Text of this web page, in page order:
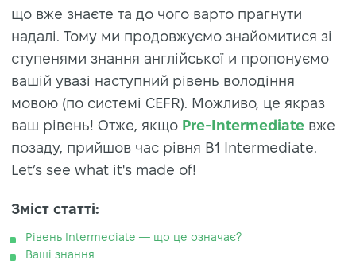
що вже знаєте та до чого варто прагнути
надалі. Тому ми продовжуємо знайомитися зі
ступенями знання англійської и пропонуємо
вашій увазі наступний рівень володіння
мовою (по системі CEFR). Можливо, це якраз
ваш рівень! Отже, якщо Pre-Intermediate вже
позаду, прийшов час рівня B1 Intermediate.
Let’s see what it's made of!
Зміст статті:
Рівень Intermediate — що це означає?
Ваші знання